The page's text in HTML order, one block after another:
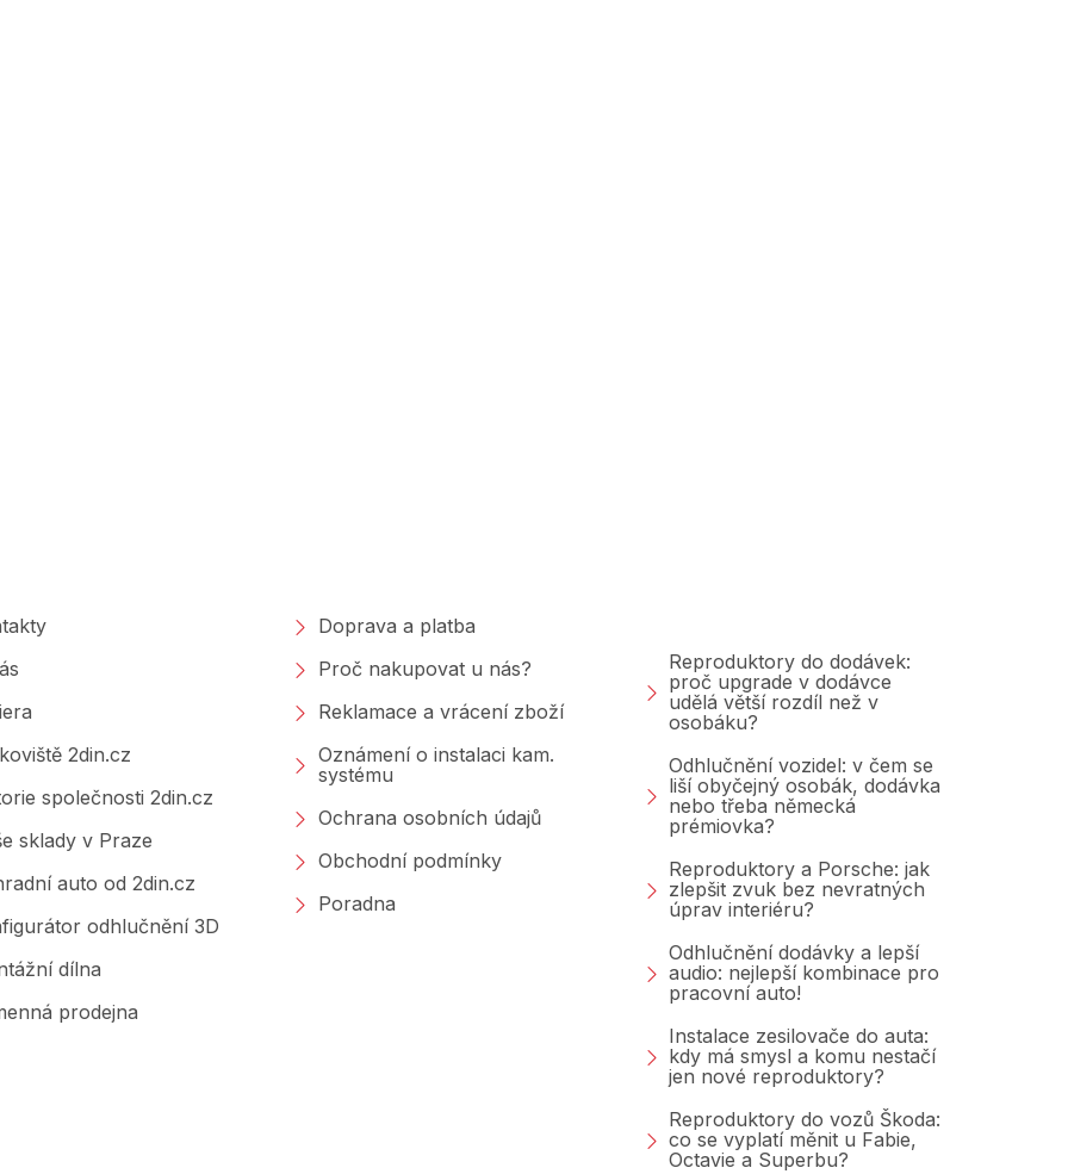
2din.cz
společnosti 2din.cz
sklady v Praze
auto od 2din.cz
odhlučnění 3D
dílna
prodejna
Doprava a platba
Proč nakupovat u nás?
Reklamace a vrácení zboží
Oznámení o instalaci kam.
systému
Ochrana osobních údajů
Obchodní podmínky
Poradna
Reproduktory do dodávek:
proč upgrade v dodávce
udělá větší rozdíl než v
osobáku?
Odhlučnění vozidel: v čem se
liší obyčejný osobák, dodávka
nebo třeba německá
prémiovka?
Reproduktory a Porsche: jak
zlepšit zvuk bez nevratných
úprav interiéru?
Odhlučnění dodávky a lepší
audio: nejlepší kombinace pro
pracovní auto!
Instalace zesilovače do auta:
kdy má smysl a komu nestačí
jen nové reproduktory?
Reproduktory do vozů Škoda:
co se vyplatí měnit u Fabie,
Octavie a Superbu?